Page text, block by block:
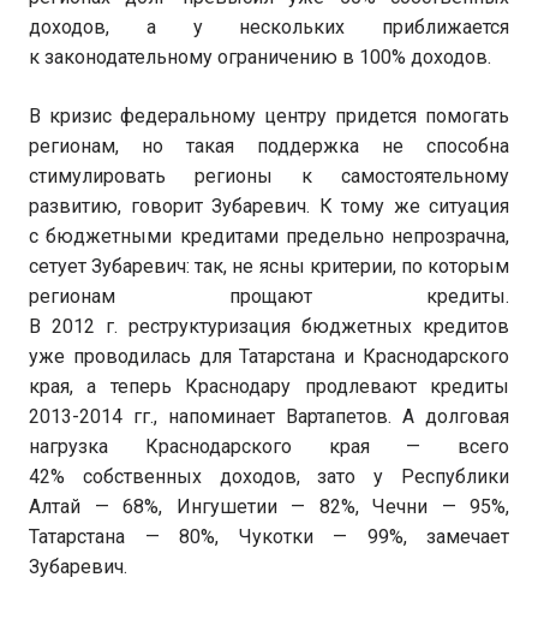
доходов, а у нескольких приближается
к законодательному ограничению в 100% доходов.
В кризис федеральному центру придется помогать
регионам, но такая поддержка не способна
стимулировать регионы к самостоятельному
развитию, говорит Зубаревич. К тому же ситуация
с бюджетными кредитами предельно непрозрачна,
сетует Зубаревич: так, не ясны критерии, по которым
регионам прощают кредиты.
В 2012 г. реструктуризация бюджетных кредитов
уже проводилась для Татарстана и Краснодарского
края, а теперь Краснодару продлевают кредиты
2013-2014 гг., напоминает Вартапетов. А долговая
нагрузка Краснодарского края — всего
42% собственных доходов, зато у Республики
Алтай — 68%, Ингушетии — 82%, Чечни — 95%,
Татарстана — 80%, Чукотки — 99%, замечает
Зубаревич.